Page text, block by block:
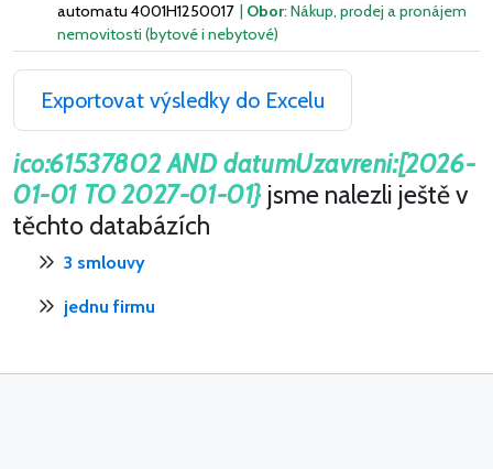
automatu 4001H1250017 | Obor: Nákup, prodej a pronájem
nemovitosti (bytové i nebytové)
Exportovat výsledky do Excelu
ico:61537802 AND datumUzavreni:[2026-
01-01 TO 2027-01-01} jsme nalezli ještě v
těchto databázích
3 smlouvy
jednu firmu